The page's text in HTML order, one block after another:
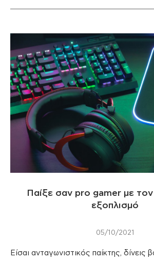
Παίξε σαν pro gamer με
εξοπλισμό
05/10/2021
Είσαι ανταγωνιστικός παίκτης, δίνεις